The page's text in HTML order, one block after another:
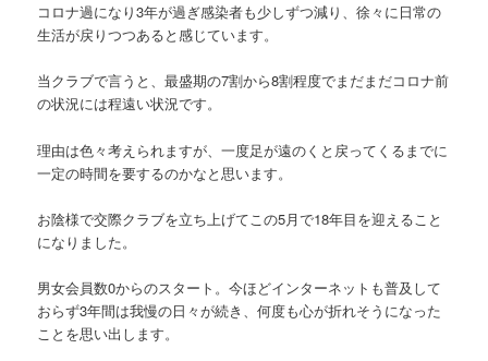
コロナ過になり3年が過ぎ感染者も少しずつ減り、徐々に日常の
生活が戻りつつあると感じています。
当クラブで言うと、最盛期の7割から8割程度でまだまだコロナ前
の状況には程遠い状況です。
理由は色々考えられますが、一度足が遠のくと戻ってくるまでに
一定の時間を要するのかなと思います。
お陰様で交際クラブを立ち上げてこの5月で18年目を迎えること
になりました。
男女会員数0からのスタート。今ほどインターネットも普及して
おらず3年間は我慢の日々が続き、何度も心が折れそうになった
ことを思い出します。